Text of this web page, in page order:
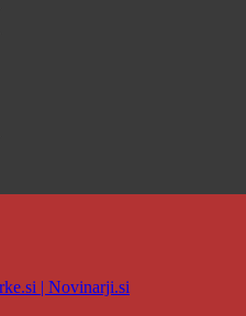
| Novinarji.si